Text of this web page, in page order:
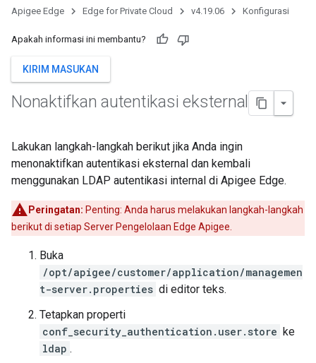
Apigee Edge Edge for Private Cloud v4.19.06 Konfigurasi
Apakah informasi ini membantu?
KIRIM MASUKAN
Nonaktifkan autentikasi eksternal
Lakukan langkah-langkah berikut jika Anda ingin
menonaktifkan autentikasi eksternal dan kembali
menggunakan LDAP autentikasi internal di Apigee Edge.
Peringatan: Penting: Anda harus melakukan langkah-langkah
berikut di setiap Server Pengelolaan Edge Apigee.
Buka
/opt/apigee/customer/application/managemen
t-server.properties di editor teks.
Tetapkan properti
conf_security_authentication.user.store ke
ldap .